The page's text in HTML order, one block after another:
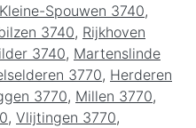
Kleine-Spouwen 3740,
3740, Rijkhoven
3740, Martenslinde
3770, Herderen
3770, Millen 3770,
, Vlijtingen 3770,